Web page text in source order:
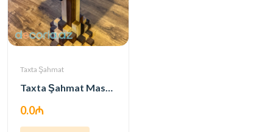
Taxta Şahmat
Taxta Şahmat Masası
0.0₼